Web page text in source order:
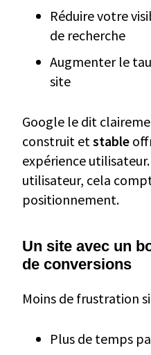
Réduire votre
de recherche
Augmenter le
site
Google le dit
construit et stable
expérience
utilisateur, cela
positionnement.
Un site avec un
de conversions
Moins de frustration
Plus de temps